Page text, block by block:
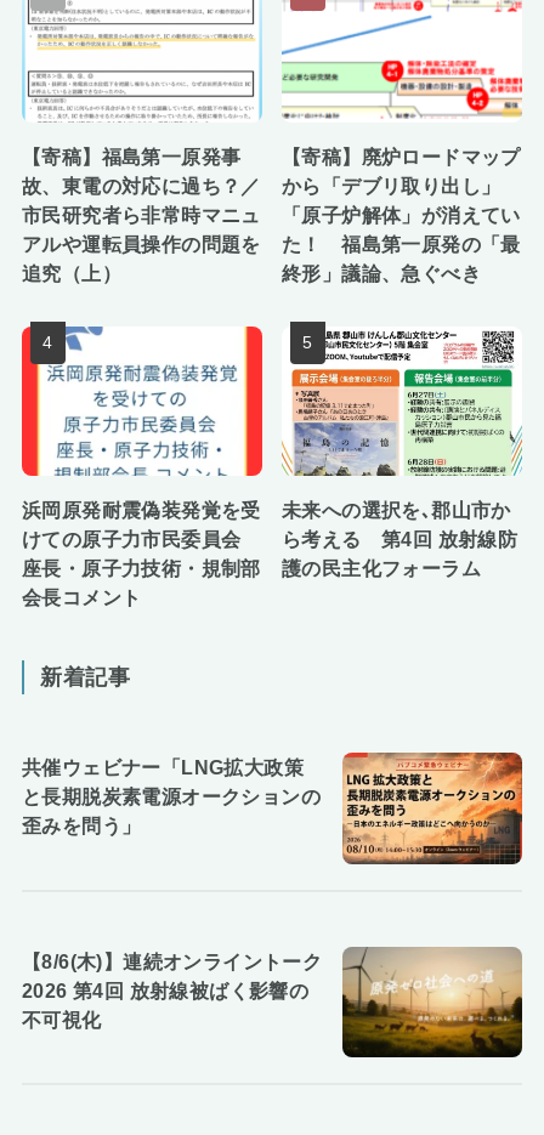
【寄稿】福島第一原発事
故、東電の対応に過ち？／
市民研究者ら非常時マニュ
アルや運転員操作の問題を
追究（上）
【寄稿】廃炉ロードマップ
から「デブリ取り出し」
「原子炉解体」が消えてい
た！ 福島第一原発の「最
終形」議論、急ぐべき
浜岡原発耐震偽装発覚を受
けての原子力市民委員会
座長・原子力技術・規制部
会長コメント
未来への選択を､郡山市か
ら考える 第4回 放射線防
護の民主化フォーラム
新着記事
共催ウェビナー「LNG拡大政策
と長期脱炭素電源オークションの
歪みを問う」
【8/6(木)】連続オンライントーク
2026 第4回 放射線被ばく影響の
不可視化